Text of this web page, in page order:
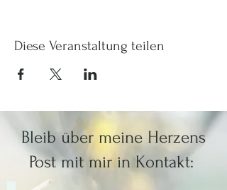
Diese Veranstaltung teilen
Bleib über meine Herzens
Post mit mir in Kontakt: